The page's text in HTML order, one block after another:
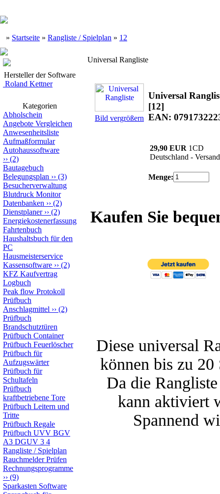
» Startseite » Rangliste / Spielplan » 12
Hersteller der Software
Roland Kettner
Kategorien
Abholschein
Angebote Vergleichen
Anwesenheitsliste
Aufmaßformular
Autohaussoftware
›› (2)
Bautagebuch
Belegungsplan ›› (3)
Besucherverwaltung
Blutdruck Monitor
Datenbanken ›› (2)
Dienstplaner›› (2)
Energiekostenerfassung
Fahrtenbuch
Haushaltsbuch für den
PC
Hausmeisterservice
Kassensoftware ›› (2)
KFZ Kaufvertrag
Logbuch
Peak flow Protokoll
Prüfbuch
Anschlagmittel ›› (2)
Prüfbuch
Brandschutztüren
Prüfbuch Container
Prüfbuch Feuerlöscher
Prüfbuch für
Aufzugswärter
Prüfbuch für
Schultafeln
Prüfbuch
kraftbetriebene Tore
Prüfbuch Leitern und
Tritte
Prüfbuch Regale
Prüfbuch UVV BGV
A3 DGUV 3 4
Rangliste / Spielplan
Rauchmelder Prüfen
Rechnungsprogramme
›› (9)
Sparkasten Software
Universal Rangliste
Bild vergrößern
Universal
[12]
EAN:
29,90 EUR 1CD
Deutschland -
Menge:
Kaufen Sie
Diese universal
können bis zu 20
Da die
kann aktiviert
Spannend